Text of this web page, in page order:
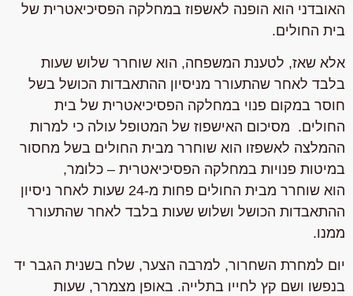
האובדני הוא הופנה לאשפוז במחלקה הפסיכיאטרית של
בית החולים.
אלא שאז, לטענת המשפחה, הוא שוחרר שלוש שעות
בלבד לאחר שהתעורר מניסיון ההתאבדות הכושל בשל
חוסר במקום פנוי במחלקה הפסיכיאטרית של בית
החולים. מסיכום האישפוז של המטופל עולה כי למרות
ההמלצה לאשפזו הוא שוחרר מבית החולים בשל מחסור
במיטות פנויות במחלקה הפסיכיאטרית – כלומר,
הוא שוחרר מבית החולים פחות מ-24 שעות לאחר ניסיון
ההתאבדות הכושל ושלוש שעות בלבד לאחר שהתעורר
ממנו.
יום למחרת השחרור, למרבה הצער, שלח בשנית הגבר יד
בנפשו ושם קץ לחייו בתלייה. באופן מצמרר, שעות